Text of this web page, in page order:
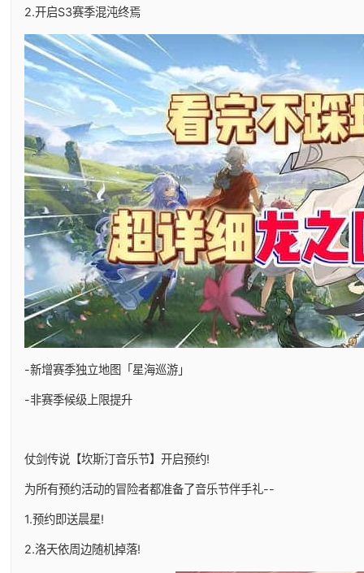
2.开启S3赛季混沌终焉
-新增赛季独立地图「星海巡游」
-非赛季候级上限提升
仗剑传说【坎斯汀音乐节】开启预约!
为所有预约活动的冒险者都准备了音乐节伴手礼--
1.预约即送晨星!
2.洛天依周边随机掉落!